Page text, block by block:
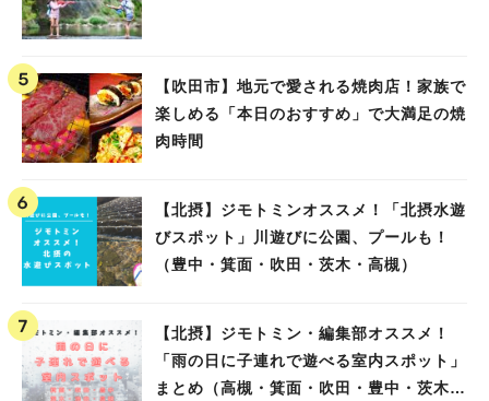
【吹田市】地元で愛される焼肉店！家族で
楽しめる「本日のおすすめ」で大満足の焼
肉時間
【北摂】ジモトミンオススメ！「北摂水遊
びスポット」川遊びに公園、プールも！
（豊中・箕面・吹田・茨木・高槻）
【北摂】ジモトミン・編集部オススメ！
「雨の日に子連れで遊べる室内スポット」
まとめ（高槻・箕面・吹田・豊中・茨木・